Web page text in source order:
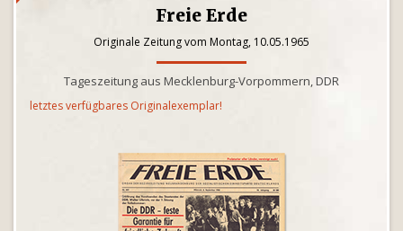
Freie Erde
Originale Zeitung vom Montag, 10.05.1965
Tageszeitung aus Mecklenburg-Vorpommern, DDR
letztes verfügbares Originalexemplar!